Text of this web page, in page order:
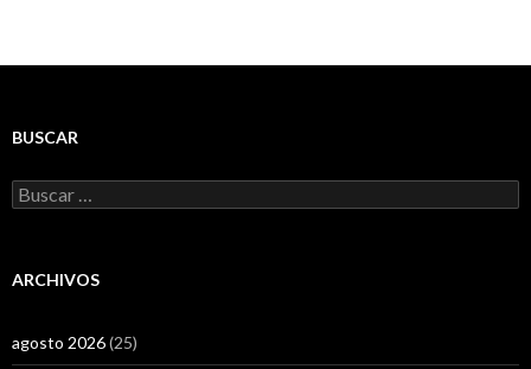
BUSCAR
Buscar:
ARCHIVOS
agosto 2026(25)